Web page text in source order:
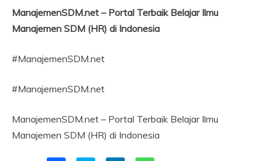
ManajemenSDM.net – Portal Terbaik Belajar Ilmu
Manajemen SDM (HR) di Indonesia
#ManajemenSDM.net
#ManajemenSDM.net
ManajemenSDM.net – Portal Terbaik Belajar Ilmu
Manajemen SDM (HR) di Indonesia